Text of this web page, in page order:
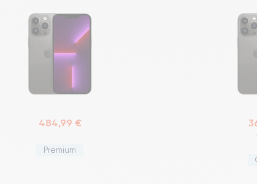
484,99 €
Premium